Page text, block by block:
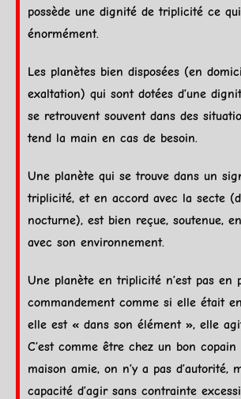
possède une dignité de triplicité ce qui
énormément.
Les planètes bien disposées (en
exaltation) qui sont dotées d’une
se retrouvent souvent dans des
tend la main en cas de besoin.
Une planète qui se trouve dans un
triplicité, et en accord avec la secte
nocturne), est bien reçue, soutenue,
avec son environnement.
Une planète en triplicité n’est pas en
commandement comme si elle était en
elle est « dans son élément », elle
C’est comme être chez un bon
maison amie, on n’y a pas d’autorité,
capacité d’agir sans contrainte